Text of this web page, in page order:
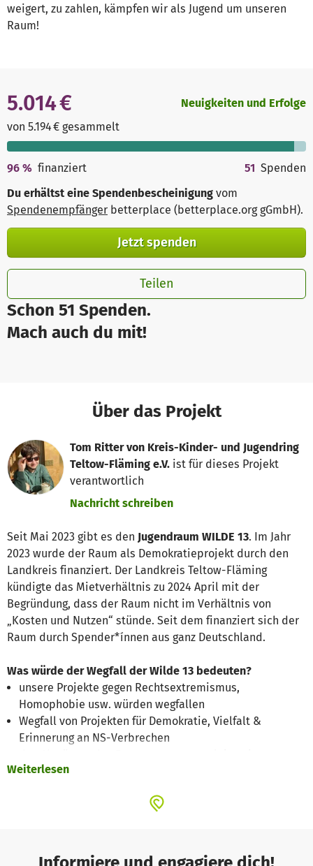
weigert, zu zahlen, kämpfen wir als Jugend um unseren
Raum!
Schon 51 Spenden.
Mach auch du mit!
5.014 €
von 5.194 € gesammelt
Neuigkeiten und Erfolge
96 % finanziert 51 Spenden
Du erhältst eine Spendenbescheinigung vom
Spendenempfänger betterplace (betterplace.org gGmbH).
Jetzt spenden
Teilen
Über das Projekt
Tom Ritter von Kreis-Kinder- und Jugendring
Teltow-Fläming e.V. ist für dieses Projekt
verantwortlich
Nachricht schreiben
Seit Mai 2023 gibt es den Jugendraum WILDE 13. Im Jahr
2023 wurde der Raum als Demokratieprojekt durch den
Landkreis finanziert. Der Landkreis Teltow-Fläming
kündigte das Mietverhältnis zu 2024 April mit der
Begründung, dass der Raum nicht im Verhältnis von
„Kosten und Nutzen“ stünde. Seit dem finanziert sich der
Raum durch Spender*ínnen aus ganz Deutschland.
Was würde der Wegfall der Wilde 13 bedeuten?
unsere Projekte gegen Rechtsextremismus,
Homophobie usw. würden wegfallen
Wegfall von Projekten für Demokratie, Vielfalt &
Erinnerung an NS-Verbrechen
Menschen in Luckenwalde - einer ostdeutschen
Weiterlesen